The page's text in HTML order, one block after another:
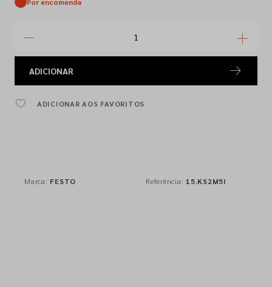
ADICIONAR
ADICIONAR AOS FAVORITOS
Marca: FESTO Referência: 15.KS2M5I